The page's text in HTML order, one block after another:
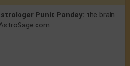
Punit Pandey: the brain